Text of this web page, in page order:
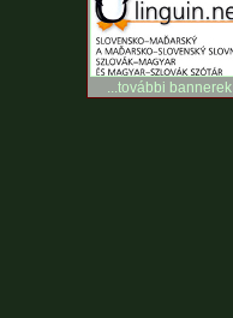
...további bannerek